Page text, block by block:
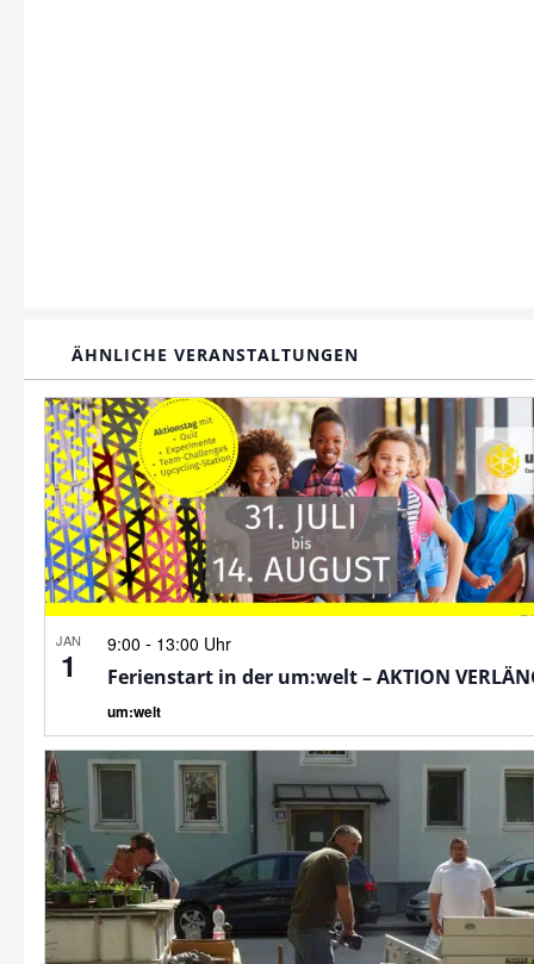
ÄHNLICHE VERANSTALTUNGEN
JAN
1
9:00 - 13:00 Uhr
Ferienstart in der um:welt – AKTION
um:welt